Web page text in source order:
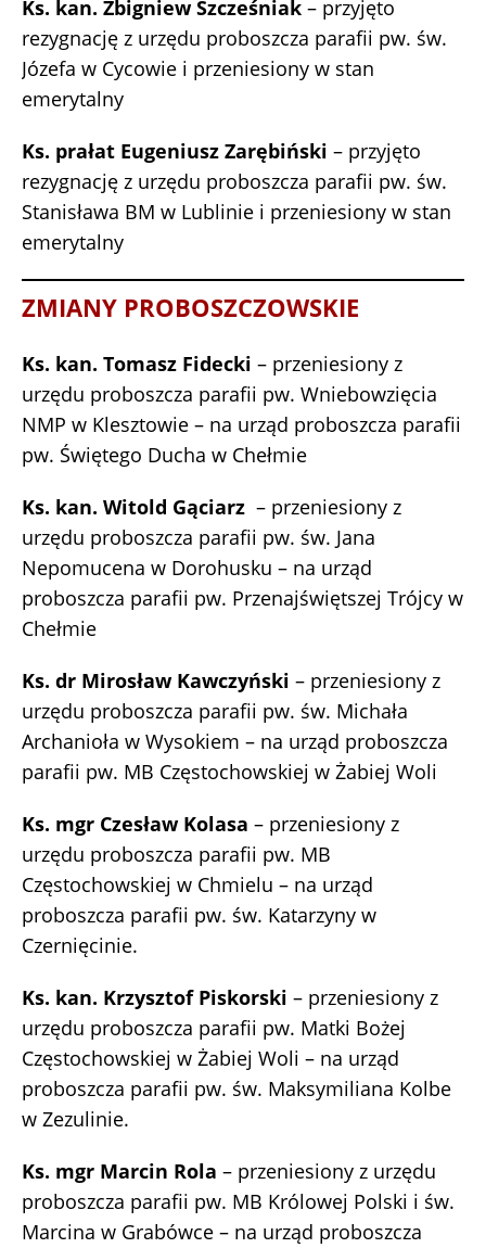
Ks. kan. Zbigniew Szcześniak – przyjęto
rezygnację z urzędu proboszcza parafii pw. św.
Józefa w Cycowie i przeniesiony w stan
emerytalny
Ks. prałat Eugeniusz Zarębiński – przyjęto
rezygnację z urzędu proboszcza parafii pw. św.
Stanisława BM w Lublinie i przeniesiony w stan
emerytalny
ZMIANY PROBOSZCZOWSKIE
Ks. kan. Tomasz Fidecki – przeniesiony z
urzędu proboszcza parafii pw. Wniebowzięcia
NMP w Klesztowie – na urząd proboszcza parafii
pw. Świętego Ducha w Chełmie
Ks. kan. Witold Gąciarz – przeniesiony z
urzędu proboszcza parafii pw. św. Jana
Nepomucena w Dorohusku – na urząd
proboszcza parafii pw. Przenajświętszej Trójcy w
Chełmie
Ks. dr Mirosław Kawczyński – przeniesiony z
urzędu proboszcza parafii pw. św. Michała
Archanioła w Wysokiem – na urząd proboszcza
parafii pw. MB Częstochowskiej w Żabiej Woli
Ks. mgr Czesław Kolasa – przeniesiony z
urzędu proboszcza parafii pw. MB
Częstochowskiej w Chmielu – na urząd
proboszcza parafii pw. św. Katarzyny w
Czernięcinie.
Ks. kan. Krzysztof Piskorski – przeniesiony z
urzędu proboszcza parafii pw. Matki Bożej
Częstochowskiej w Żabiej Woli – na urząd
proboszcza parafii pw. św. Maksymiliana Kolbe
w Zezulinie.
Ks. mgr Marcin Rola – przeniesiony z urzędu
proboszcza parafii pw. MB Królowej Polski i św.
Marcina w Grabówce – na urząd proboszcza